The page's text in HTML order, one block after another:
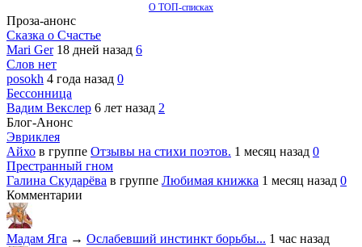
О ТОП-списках
Проза-анонс
Сказка о Счастье
Mari Ger 18 дней назад 6
Слов нет
posokh 4 года назад 0
Бессонница
Вадим Векслер 6 лет назад 2
Блог-Анонс
Эвриклея
Айхо в группе Отзывы на стихи поэтов. 1 месяц назад 0
Престранный гном
Галина Скударёва в группе Любимая книжка 1 месяц назад 0
Комментарии
Мадам Яга → Ослабевший инстинкт борьбы... 1 час назад